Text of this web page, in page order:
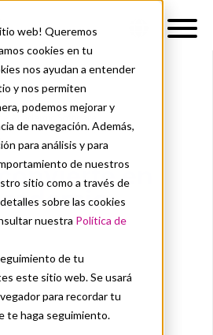
web! Queremos
cookies en tu
nos ayudan a entender
y nos permiten
podemos mejorar y
de navegación. Además,
para análisis y para
de nuestros
sitio como a través de
sobre las cookies
nuestra Política de
de tu
este sitio web. Se usará
para recordar tu
te haga seguimiento.
en